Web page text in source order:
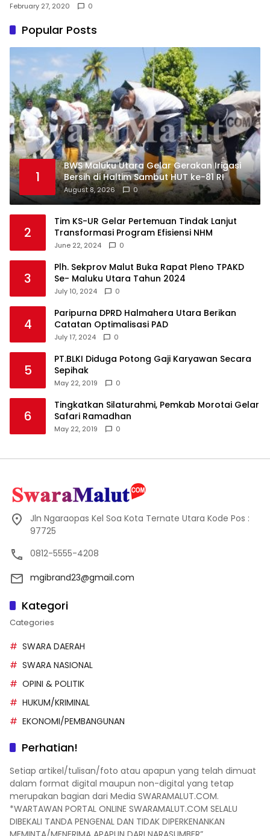
February 27, 2020 0
Popular Posts
1
BWS Maluku Utara Gelar Gerakan Irigasi
Bersih di Haltim Sambut HUT ke-81 RI
August 8, 2026 0
2
Tim KS-UR Gelar Pertemuan Tindak Lanjut
Transformasi Program Efisiensi NHM
June 22, 2024 0
3
Plh. Sekprov Malut Buka Rapat Pleno TPAKD
Se- Maluku Utara Tahun 2024
July 10, 2024 0
4
Paripurna DPRD Halmahera Utara Berikan
Catatan Optimalisasi PAD
July 17, 2024 0
5
PT.BLKI Diduga Potong Gaji Karyawan Secara
Sepihak
May 22, 2019 0
6
Tingkatkan Silaturahmi, Pemkab Morotai Gelar
Safari Ramadhan
May 22, 2019 0
Jln Ngaraopas Kel Soa Kota Ternate Utara Kode Pos :
97725
0812-5555-4208
mgibrand23@gmail.com
Kategori
Categories
SWARA DAERAH
SWARA NASIONAL
OPINI & POLITIK
HUKUM/KRIMINAL
EKONOMI/PEMBANGUNAN
Perhatian!
Setiap artikel/tulisan/foto atau apapun yang telah dimuat
dalam format digital maupun non-digital yang tetap
merupakan bagian dari Media SWARAMALUT.COM.
*WARTAWAN PORTAL ONLINE SWARAMALUT.COM SELALU
DIBEKALI TANDA PENGENAL DAN TIDAK DIPERKENANKAN